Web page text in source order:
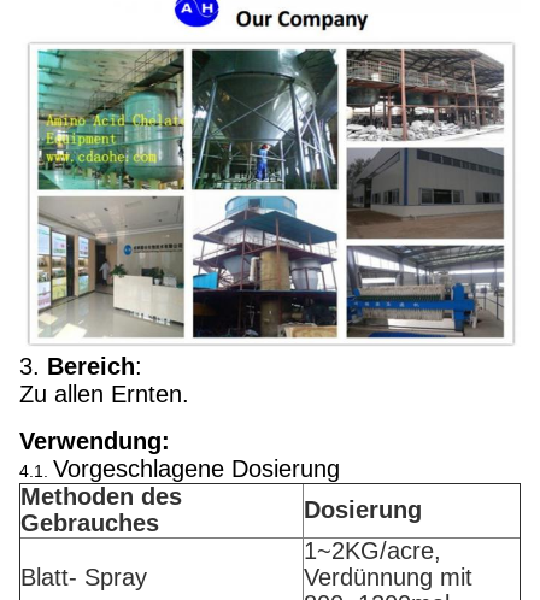
3. Bereich:
Zu allen Ernten.
Verwendung:
4.1. Vorgeschlagene Dosierung
Methoden des
Gebrauches
Dosierung
Blatt- Spray
1~2KG/acre,
Verdünnung mit